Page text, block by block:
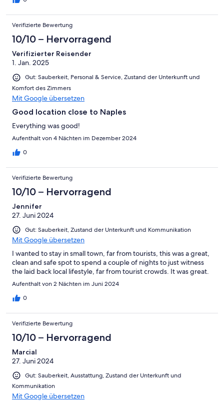
Verifizierte Bewertung
10/10 – Hervorragend
Verifizierter Reisender
1. Jan. 2025
Gut: Sauberkeit, Personal & Service, Zustand der Unterkunft und
Komfort des Zimmers
Mit Google übersetzen
Good location close to Naples
Everything was good!
Aufenthalt von 4 Nächten im Dezember 2024
0
Verifizierte Bewertung
10/10 – Hervorragend
Jennifer
27. Juni 2024
Gut: Sauberkeit, Zustand der Unterkunft und Kommunikation
Mit Google übersetzen
I wanted to stay in small town, far from tourists, this was a great,
clean and safe spot to spend a couple of nights to just witness
the laid back local lifestyle, far from tourist crowds. It was great.
Aufenthalt von 2 Nächten im Juni 2024
0
Verifizierte Bewertung
10/10 – Hervorragend
Marcial
27. Juni 2024
Gut: Sauberkeit, Ausstattung, Zustand der Unterkunft und
Kommunikation
Mit Google übersetzen